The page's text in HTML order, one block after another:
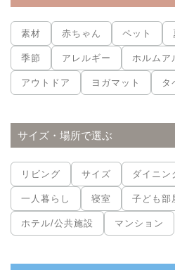
素材 赤ちゃん ペット
季節 アレルギー ホルムア
アウトドア ヨガマット タ
サイズ・場所で選ぶ
リビング サイズ ダイニン
一人暮らし 寝室 子ども部
ホテル/公共施設 マンション